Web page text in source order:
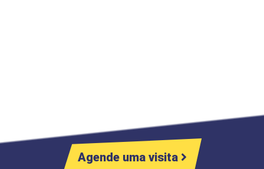
Agende uma visita